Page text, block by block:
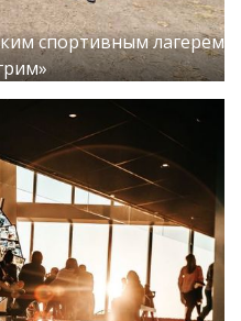
спортивным лагерем